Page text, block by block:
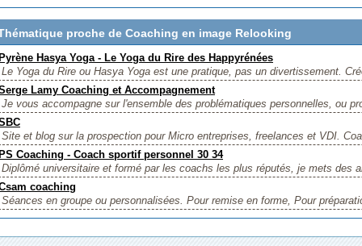
proche de Coaching en image Relooking
Hasya Yoga - Le Yoga du Rire des Happyrénées
Le Yoga du Rire ou Hasya Yoga est une pratique, pas un divertissement.
Lamy Coaching et Accompagnement
Je vous accompagne sur l'ensemble des problématiques personnelles, ou
Site et blog sur la prospection pour Micro entreprises, freelances et VDI.
Coaching - Coach sportif personnel 30 34
Diplômé universitaire et formé par les coachs les plus réputés, je mets des
coaching
Séances en groupe ou personnalisées. Pour remise en forme, Pour